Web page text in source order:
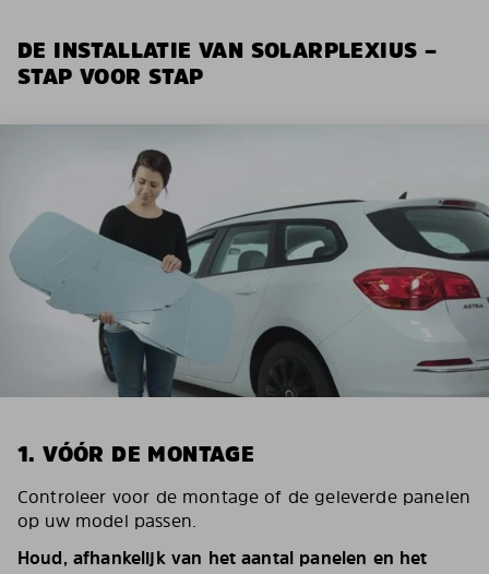
DE INSTALLATIE VAN SOLARPLEXIUS –
STAP VOOR STAP
1. VÓÓR DE MONTAGE
Controleer voor de montage of de geleverde panelen
op uw model passen.
Houd, afhankelijk van het aantal panelen en het